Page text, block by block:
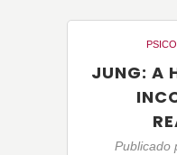
JUNG: A
Publicado